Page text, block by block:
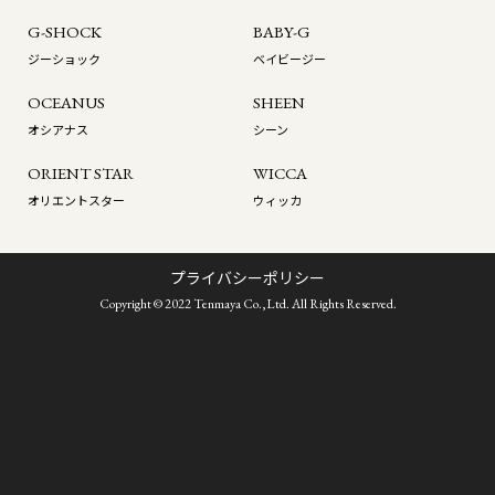
G-SHOCK
ジーショック
BABY-G
ベイビージー
OCEANUS
オシアナス
SHEEN
シーン
ORIENT STAR
オリエントスター
WICCA
ウィッカ
プライバシーポリシー
Copyright © 2022 Tenmaya Co.,Ltd. All Rights Reserved.